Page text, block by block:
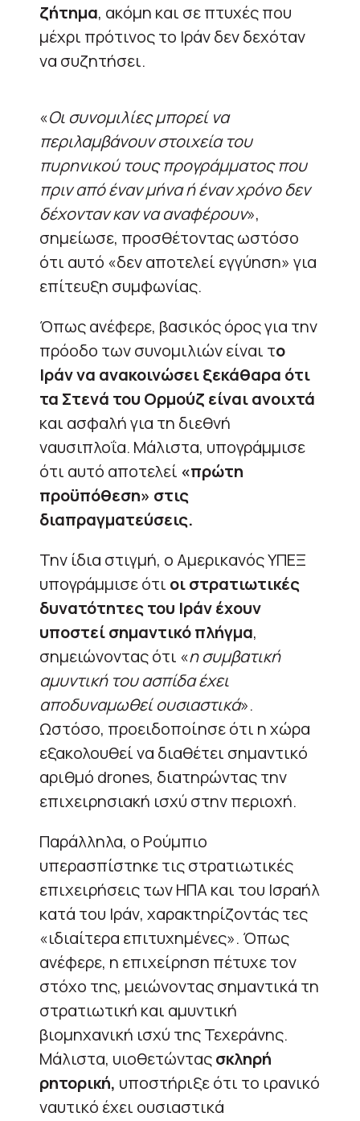
ζήτημα, ακόμη και σε πτυχές που
μέχρι πρότινος το Ιράν δεν δεχόταν
να συζητήσει.
«Οι συνομιλίες μπορεί να
περιλαμβάνουν στοιχεία του
πυρηνικού τους προγράμματος που
πριν από έναν μήνα ή έναν χρόνο δεν
δέχονταν καν να αναφέρουν»,
σημείωσε, προσθέτοντας ωστόσο
ότι αυτό «δεν αποτελεί εγγύηση» για
επίτευξη συμφωνίας.
Όπως ανέφερε, βασικός όρος για την
πρόοδο των συνομιλιών είναι το
Ιράν να ανακοινώσει ξεκάθαρα ότι
τα Στενά του Ορμούζ είναι ανοιχτά
και ασφαλή για τη διεθνή
ναυσιπλοΐα. Μάλιστα, υπογράμμισε
ότι αυτό αποτελεί «πρώτη
προϋπόθεση» στις
διαπραγματεύσεις.
Την ίδια στιγμή, ο Αμερικανός ΥΠΕΞ
υπογράμμισε ότι οι στρατιωτικές
δυνατότητες του Ιράν έχουν
υποστεί σημαντικό πλήγμα,
σημειώνοντας ότι «η συμβατική
αμυντική του ασπίδα έχει
αποδυναμωθεί ουσιαστικά».
Ωστόσο, προειδοποίησε ότι η χώρα
εξακολουθεί να διαθέτει σημαντικό
αριθμό drones, διατηρώντας την
επιχειρησιακή ισχύ στην περιοχή.
Παράλληλα, ο Ρούμπιο
υπερασπίστηκε τις στρατιωτικές
επιχειρήσεις των ΗΠΑ και του Ισραήλ
κατά του Ιράν, χαρακτηρίζοντάς τες
«ιδιαίτερα επιτυχημένες». Όπως
ανέφερε, η επιχείρηση πέτυχε τον
στόχο της, μειώνοντας σημαντικά τη
στρατιωτική και αμυντική
βιομηχανική ισχύ της Τεχεράνης.
Μάλιστα, υιοθετώνταςσκληρή
ρητορική, υποστήριξε ότι το ιρανικό
ναυτικό έχει ουσιαστικά